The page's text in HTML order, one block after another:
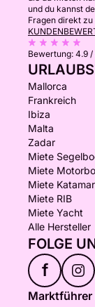
und du kannst
Fragen direkt zu
Bewertung: 4.9 /
Mallorca
Frankreich
Ibiza
Malta
Zadar
Miete
Miete
Miete
Miete RIB
Miete Yacht
Alle Hersteller
FOLGE
f
Marktführer